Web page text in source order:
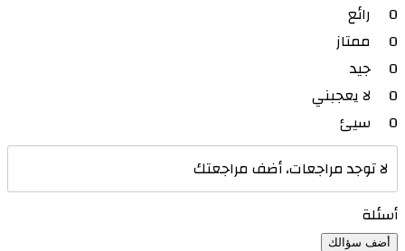
0
رائع
0
ممتاز
0
جيد
0
لا يعجبني
0
سيئ
لا توجد مراجعات، أضف مراجعتك
أسئلة
أضف سؤالك